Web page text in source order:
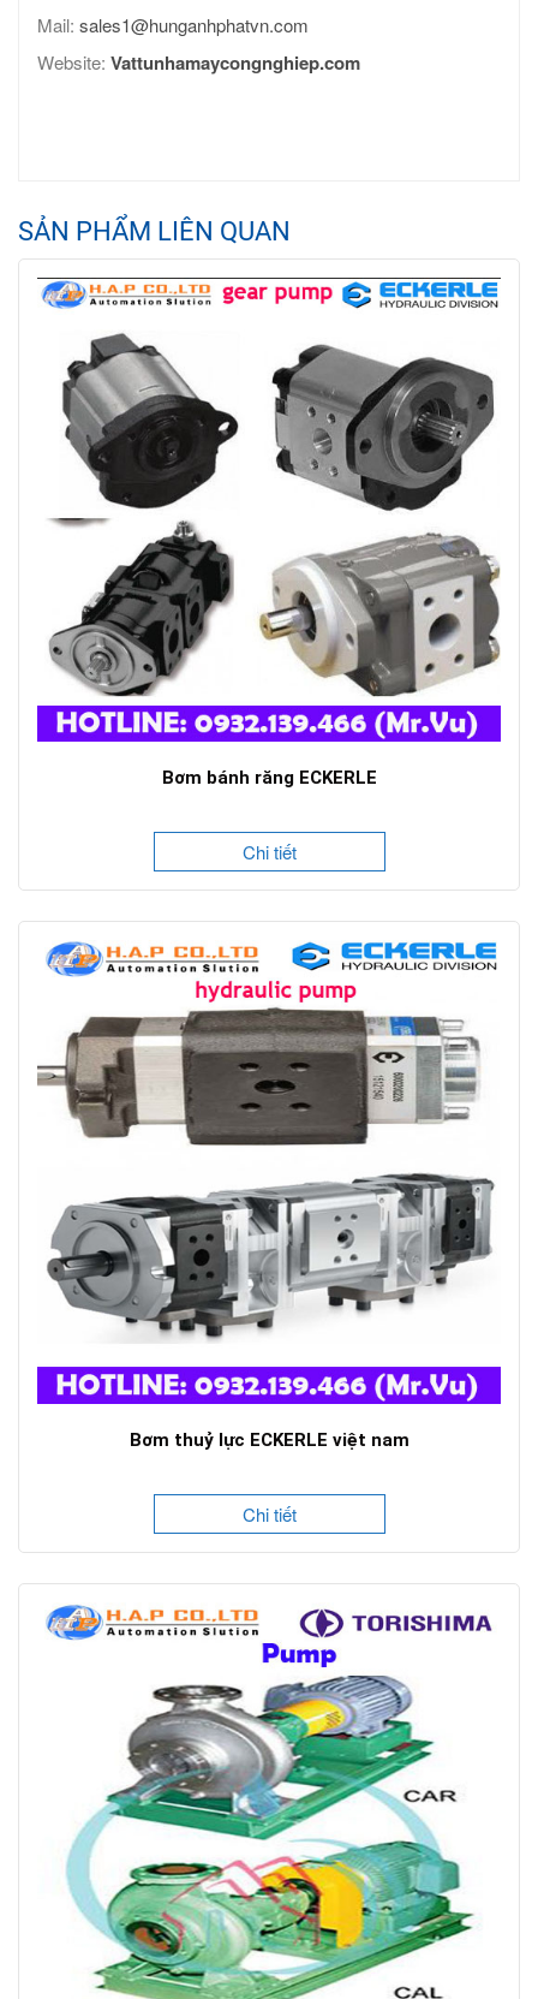
Mail: sales1@hunganhphatvn.com
Website: Vattunhamaycongnghiep.com
SẢN PHẨM LIÊN QUAN
Bơm bánh răng ECKERLE
Chi tiết
Bơm thuỷ lực ECKERLE việt nam
Chi tiết